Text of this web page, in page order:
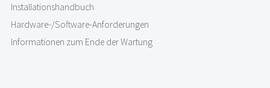
Installationshandbuch
Hardware-/Software-Anforderungen
Informationen zum Ende der Wartung